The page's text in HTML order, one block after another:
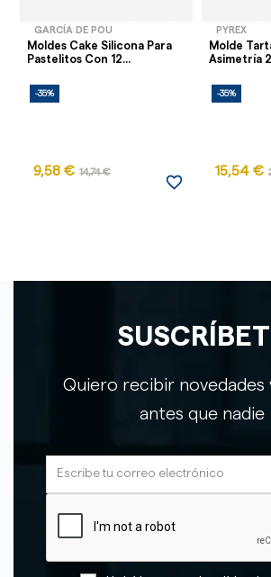
GARCÍA DE POU
Moldes Cake Silicona Para
Pastelitos Con 12...
-35%
9,58 € 14,74 €
favorite_border
PYREX
Molde
Asimetría
-35%
15,54 €
Quiero recibir novedades
antes que nadie